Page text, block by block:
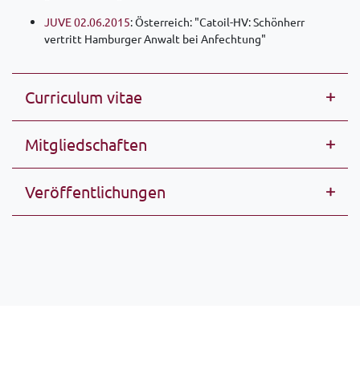
JUVE 02.06.2015: Österreich: "Catoil-HV: Schönherr
vertritt Hamburger Anwalt bei Anfechtung"
Curriculum vitae
Mitgliedschaften
Veröffentlichungen